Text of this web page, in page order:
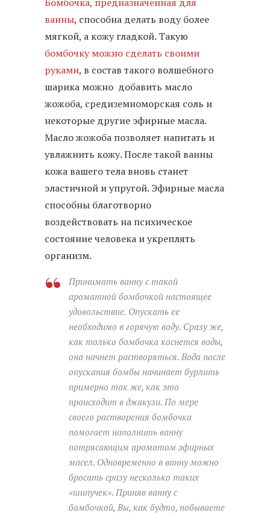
ванны, способна делать воду более
мягкой, а кожу гладкой. Такую
бомбочку можно сделать своими
руками, в состав такого волшебного
шарика можно добавить масло
жожоба, средиземноморская соль и
некоторые другие эфирные масла.
Масло жожоба позволяет напитать и
увлажнить кожу. После такой ванны
кожа вашего тела вновь станет
эластичной и упругой. Эфирные масла
способны благотворно
воздействовать на психическое
состояние человека и укреплять
организм.
Принимать ванну с такой
ароматной бомбочкой настоящее
удовольствие. Опускать ее
необходимо в горячую воду. Сразу же,
как только бомбочка коснется воды,
она начнет растворяться. Вода после
опускания бомбы начинает бурлить
примерно так же, как это
происходит в джакузи. По мере
своего растворения бомбочка
помогает наполнить ванну
потрясающим ароматом эфирных
масел. Одновременно в ванну можно
бросать сразу несколько таких
«шипучек». Приняв ванну с
бомбочкой, Вы, как будто, побываете